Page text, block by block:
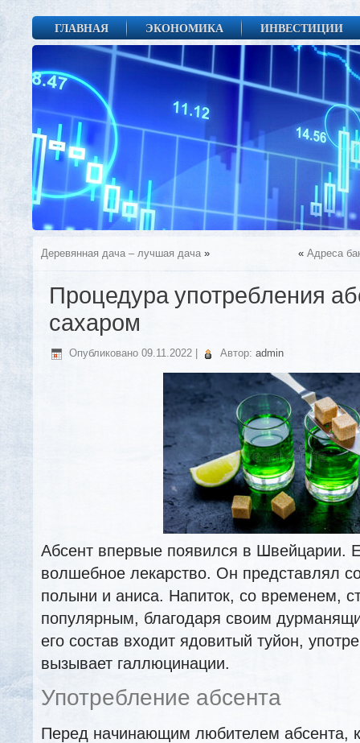
ГЛАВНАЯ ЭКОНОМИКА ИНВЕСТИЦИИ
Деревянная дача – лучшая дача » « Адреса
Процедура употребления
сахаром
Опубликовано 09.11.2022 Автор: admin
Абсент впервые появился в Швейцарии.
волшебное лекарство. Он представлял
полыни и аниса. Напиток, со временем,
популярным, благодаря своим
его состав входит ядовитый туйон,
вызывает галлюцинации.
Употребление абсента
Перед начинающим любителем абсента,